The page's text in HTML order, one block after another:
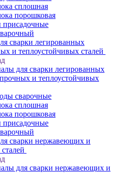
сплошная
порошковая
присадочные
сварки легированных
и теплоустойчивых сталей
для сварки легированных
и теплоустойчивых
сварочные
сплошная
порошковая
присадочные
сварки нержавеющих и
для сварки нержавеющих и